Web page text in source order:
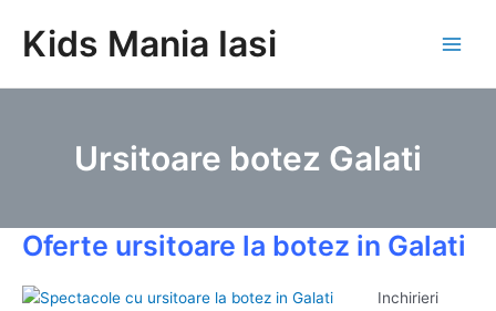
contentKids Mania Iasi
Ursitoare botez Galati
Oferte ursitoare la botez in Galati
Inchirieri